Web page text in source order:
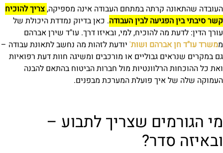
העובדה שהתאונה קרתה במתחם העבודה אינה מספיקה,צריך להוכיח
קשר סיבתי בין הפגיעה לבין העבודה. כאן בדיוק נמדדת היכולת של
עורך הדין: לדעת מה להוכיח, למי, ובאיזו דרך. עו"ד שירן אברהם
ממשרד עו"דחן אברהם ושות' יודעת לזהות מה נחשב לתאונת עבודה –
גם במקרים שנראים גבוליים או מורכבים ומשיגה חוות דעת רפואיות
ואת כל ההוכחות הרלוונטיות מול חברות הביטוח בהתאם להבנה
העמוקה שלה של איך פועלת המערכת מבפנים.
מי הגורמים שצריך לתבוע –
ובאיזה סדר?